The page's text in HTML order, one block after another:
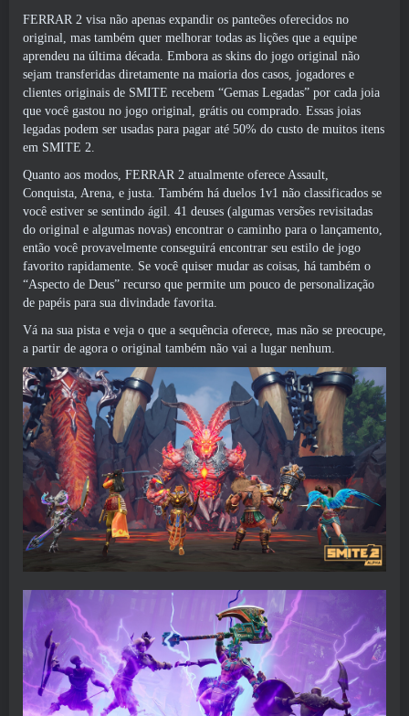
FERRAR 2 visa não apenas expandir os panteões oferecidos no
original, mas também quer melhorar todas as lições que a equipe
aprendeu na última década. Embora as skins do jogo original não
sejam transferidas diretamente na maioria dos casos, jogadores e
clientes originais de SMITE recebem “Gemas Legadas” por cada joia
que você gastou no jogo original, grátis ou comprado. Essas joias
legadas podem ser usadas para pagar até 50% do custo de muitos itens
em SMITE 2.
Quanto aos modos, FERRAR 2 atualmente oferece Assault,
Conquista, Arena, e justa. Também há duelos 1v1 não classificados se
você estiver se sentindo ágil. 41 deuses (algumas versões revisitadas
do original e algumas novas) encontrar o caminho para o lançamento,
então você provavelmente conseguirá encontrar seu estilo de jogo
favorito rapidamente. Se você quiser mudar as coisas, há também o
“Aspecto de Deus” recurso que permite um pouco de personalização
de papéis para sua divindade favorita.
Vá na sua pista e veja o que a sequência oferece, mas não se preocupe,
a partir de agora o original também não vai a lugar nenhum.